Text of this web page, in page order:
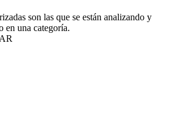
son las que se están analizando y
en una categoría.